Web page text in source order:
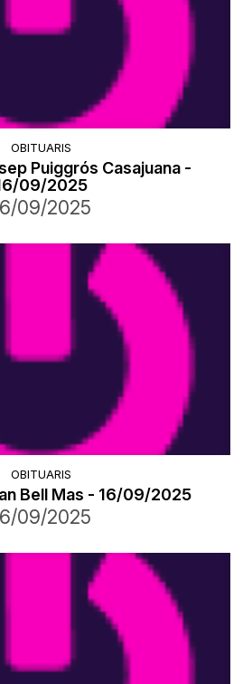
OBITUARIS
Puiggrós Casajuana -
09/2025
09/2025
OBITUARIS
Bell Mas - 16/09/2025
09/2025